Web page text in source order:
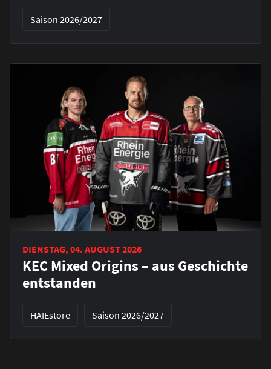
Saison 2026/2027
DIENSTAG, 04. AUGUST 2026
KEC Mixed Origins – aus Geschichte
entstanden
HAIEstore Saison 2026/2027